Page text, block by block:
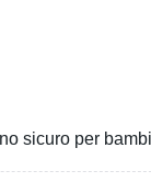
sicuro per